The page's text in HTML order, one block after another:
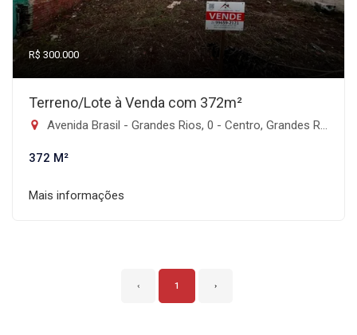
R$ 300.000
Terreno/Lote à Venda com 372m²
Avenida Brasil - Grandes Rios, 0 - Centro, Grandes Rios-PR
372 M²
Mais informações
‹ 1 ›